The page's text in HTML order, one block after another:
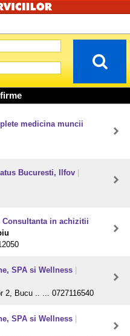
firme
medicina muncii
Bucuresti, Ilfov
Consultanta in achizitii
SPA si Wellness
2, Bucu .. ... 0727116540
SPA si Wellness